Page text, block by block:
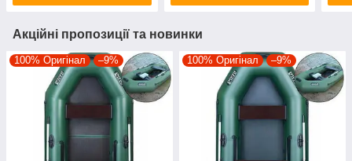
Акційні пропозиції та новинки
100% Оригінал –9% 100% Оригінал –9%